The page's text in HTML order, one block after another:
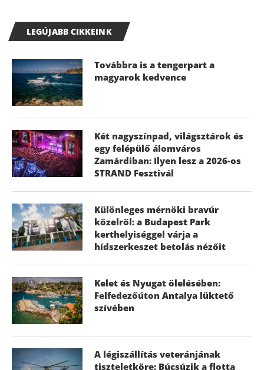
LEGÚJABB CIKKEINK
Továbbra is a tengerpart a
magyarok kedvence
Két nagyszínpad, világsztárok és
egy felépülő álomváros
Zamárdiban: Ilyen lesz a 2026-os
STRAND Fesztivál
Különleges mérnöki bravúr
közelről: a Budapest Park
kerthelyiséggel várja a
hídszerkeszet betolás nézőit
Kelet és Nyugat ölelésében:
Felfedezőúton Antalya lüktető
szívében
A légiszállítás veteránjának
tiszteletköre: Búcsúzik a flotta